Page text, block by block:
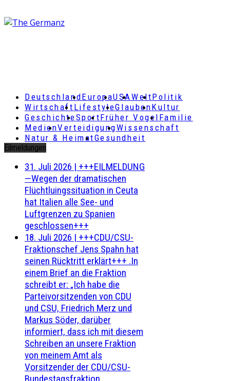
DeutschlandEuropaUSAWeltPolitik
Wirtschaft LifestyleGlaubenKultur
GeschichteSportFrüher Vogel Familie
MedienVerteidigungWissenschaft
Natur & HeimatGesundheit
Eilmeldungen
31. Juli 2026 | +++EILMELDUNG
—Wegen der dramatischen
Flüchtluingssituation in Ceuta
hat Italien alle See- und
Luftgrenzen zu Spanien
geschlossen+++
18. Juli 2026 | +++CDU/CSU-
Fraktionschef Jens Spahn hat
seinen Rücktritt erklärt+++ .In
einem Brief an die Fraktion
schreibt er: „Ich habe die
Parteivorsitzenden von CDU
und CSU, Friedrich Merz und
Markus Söder, darüber
informiert, dass ich mit diesem
Schreiben an unsere Fraktion
von meinem Amt als
Vorsitzender der CDU/CSU-